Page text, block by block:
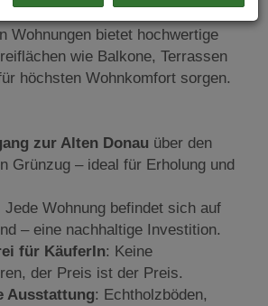
Wohnungen bietet hochwertige
wie Balkone, Terrassen
höchsten Wohnkomfort sorgen.
zur Alten Donau über den
Grünzug – ideal für Erholung und
Jede Wohnung befindet sich auf
– eine nachhaltige Investition.
für KäuferIn: Keine
der Preis ist der Preis.
Ausstattung: Echtholzböden,